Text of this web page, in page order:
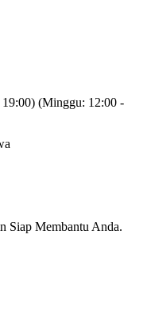
19:00) (Minggu: 12:00 -
Siap Membantu Anda.